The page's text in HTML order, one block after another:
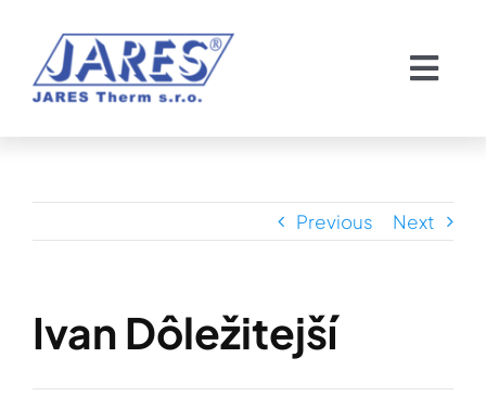
content
O nás
Servis chladičov
Previous Next
Ivan Dôležitejší